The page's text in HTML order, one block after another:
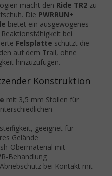
macht den Ride TR2 zu
Die PWRRUN+
bietet ein ausgewogenes
bei
Felsplatte schützt die
auf dem Trail, ohne
hinzuzufügen.
Konstruktion
mit 3,5 mm Stollen für
geeignet für
Gelände
Obermaterial mit
Behandlung
bei Kontakt mit